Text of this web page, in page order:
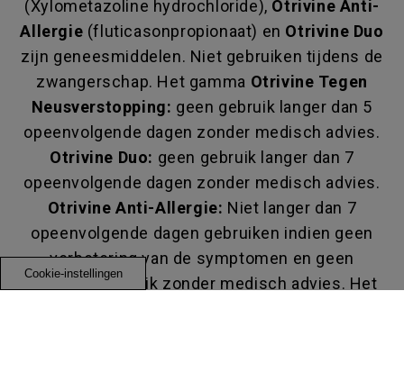
(Xylometazoline hydrochloride), Otrivine Anti-
Allergie (fluticasonpropionaat) en Otrivine Duo
zijn geneesmiddelen. Niet gebruiken tijdens de
zwangerschap. Het gamma Otrivine Tegen
Neusverstopping: geen gebruik langer dan 5
opeenvolgende dagen zonder medisch advies.
Otrivine Duo: geen gebruik langer dan 7
opeenvolgende dagen zonder medisch advies.
Otrivine Anti-Allergie: Niet langer dan 7
opeenvolgende dagen gebruiken indien geen
verbetering van de symptomen en geen
langdurig gebruik zonder medisch advies. Het
Cookie-instellingen